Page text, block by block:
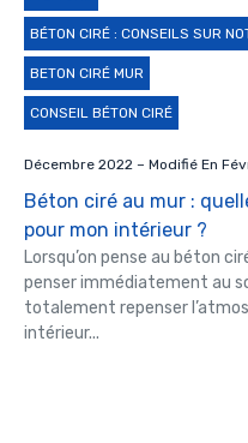
BÉTON CIRÉ : CONSEILS SUR
BETON CIRÉ MUR
CONSEIL BÉTON CIRÉ
Décembre 2022 – Modifié En
Béton ciré au mur :
pour mon intérieur ?
Lorsqu’on pense au béton
penser immédiatement au
totalement repenser
intérieur...